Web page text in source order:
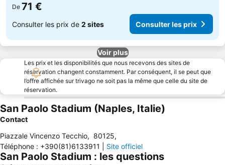
De 71 €
Consulter les prix de 2 sites Consulter les prix
Voir plus
Les prix et les disponibilités que nous recevons des sites de
réservation changent constamment. Par conséquent, il se peut que
l’offre affichée sur trivago ne soit pas la même que celle du site de
réservation.
San Paolo Stadium (Naples, Italie)
Contact
Piazzale Vincenzo Tecchio, 80125,
Téléphone : +390(81)6133911 Site officiel
San Paolo Stadium : les questions